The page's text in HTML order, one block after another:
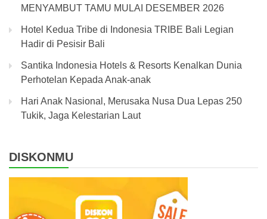
MENYAMBUT TAMU MULAI DESEMBER 2026
Hotel Kedua Tribe di Indonesia TRIBE Bali Legian
Hadir di Pesisir Bali
Santika Indonesia Hotels & Resorts Kenalkan Dunia
Perhotelan Kepada Anak-anak
Hari Anak Nasional, Merusaka Nusa Dua Lepas 250
Tukik, Jaga Kelestarian Laut
DISKONMU